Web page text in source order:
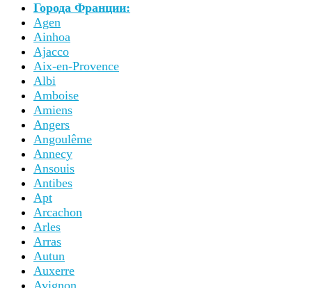
Города Франции:
Agen
Ainhoa
Ajacco
Aix-en-Provence
Albi
Amboise
Amiens
Angers
Angoulême
Annecy
Ansouis
Antibes
Apt
Arcachon
Arles
Arras
Autun
Auxerre
Avignon